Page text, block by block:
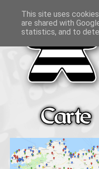
This site uses
are shared with
statistics, and to